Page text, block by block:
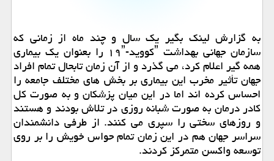
به گزارش لینک بگیر یک سال و چند ماه از زمانی که
سازمان جهانی بهداشت ˮکووید-۱۹ˮ را بعنوان یک بیماری
همه گیر اعلام کرد، می گذرد و از آن زمان تابحال تمام افراد
جهان تأثیر مخرب این بیماری بر بخش های مختلف جامعه را
احساس کرده اند اما در این میان پزشکان و به صورت کل
کادر درمان به صورت شبانه روزی در تلاش بودند و هستند
و روزهای سختی را سپری می کنند. از طرفی دانشمندان
سراسر جهان هم در این زمان تمام حواس خویش را بر روی
توسعه واکسن متمرکز کردند.